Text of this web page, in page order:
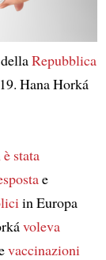
Repubblica
Hana Horká
stata
e
in Europa
voleva
vaccinazioni